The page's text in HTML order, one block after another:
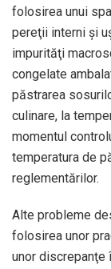
folosirea unui
pereţii interni şi
impurităţi
congelate
păstrarea
culinare, la
momentul
temperatura de
reglementărilor.
Alte probleme
folosirea unor
unor discrepanţe